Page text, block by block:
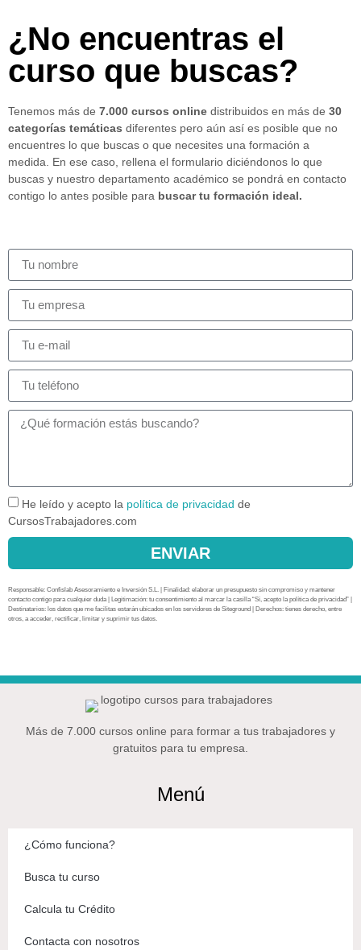
¿No encuentras el
curso que buscas?
Tenemos más de 7.000 cursos online distribuidos en más de 30
categorías temáticas diferentes pero aún así es posible que no
encuentres lo que buscas o que necesites una formación a
medida. En ese caso, rellena el formulario diciéndonos lo que
buscas y nuestro departamento académico se pondrá en contacto
contigo lo antes posible para buscar tu formación ideal.
He leído y acepto la política de privacidad de
CursosTrabajadores.com
ENVIAR
Responsable: Confislab Asesoramiento e Inversión S.L. | Finalidad: elaborar un presupuesto sin compromiso y mantener
contacto contigo para cualquier duda | Legitimación: tu consentimiento al marcar la casilla “Sí, acepto la política de privacidad” |
Destinatarios: los datos que me facilitas estarán ubicados en los servidores de Siteground | Derechos: tienes derecho, entre
otros, a acceder, rectificar, limitar y suprimir tus datos.
Más de 7.000 cursos online para formar a tus trabajadores y
gratuitos para tu empresa.
Menú
¿Cómo funciona?
Busca tu curso
Calcula tu Crédito
Contacta con nosotros